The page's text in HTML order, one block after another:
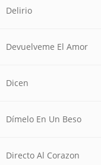
Delirio
Devuelveme El Amor
Dicen
Dímelo En Un Beso
Directo Al Corazon